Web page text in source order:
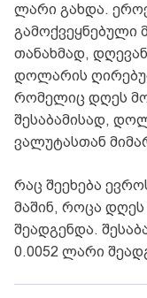
ლარი გახდა.
გამოქვეყნებული
თანახმად,
დოლარის
რომელიც დღეს
შესაბამისად,
ვალუტასთან
რაც შეეხება
მაშინ, როცა
შეადგენდა.
0.0052 ლარი